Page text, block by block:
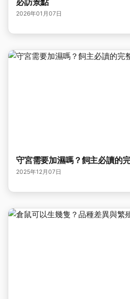
2026年01月07日
守宮需要加濕嗎？飼主必讀的
2025年12月07日